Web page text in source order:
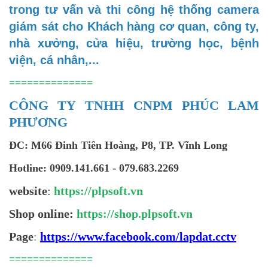
trong tư vấn và thi công hệ thống camera
giám sát cho Khách hàng cơ quan, công ty,
nhà xưởng, cửa hiệu, trường học, bệnh
viện, cá nhân,...
==============
CÔNG TY TNHH CNPM PHÚC LAM
PHƯƠNG
ĐC: M66 Đinh Tiên Hoàng, P8, TP. Vĩnh Long
Hotline: 0909.141.661 - 079.683.2269
website: https://plpsoft.vn
Shop online: https://shop.plpsoft.vn
Page: https://www.facebook.com/lapdat.cctv
==============